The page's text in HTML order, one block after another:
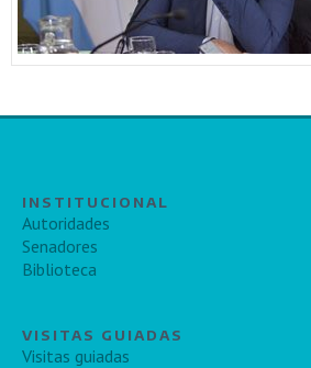
INSTITUCIONAL
Autoridades
Senadores
Biblioteca
VISITAS GUIADAS
Visitas guiadas